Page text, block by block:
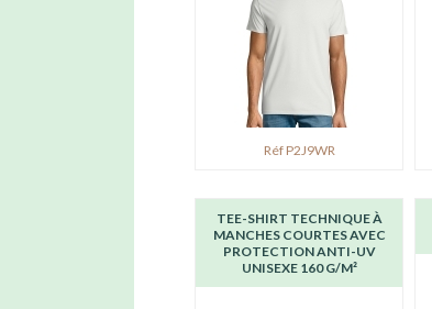
Réf P2J9WR
TEE-SHIRT TECHNIQUE À
MANCHES COURTES AVEC
PROTECTION ANTI-UV
UNISEXE 160 G/M²